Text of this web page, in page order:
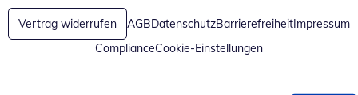
Vertrag widerrufen AGBDatenschutzBarrierefreiheitImpressum
ComplianceCookie-Einstellungen